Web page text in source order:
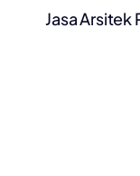
Jasa Arsitek